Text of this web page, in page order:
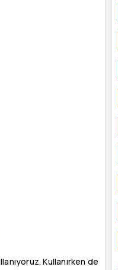
Kullanırken de